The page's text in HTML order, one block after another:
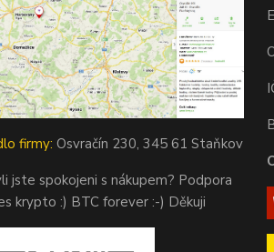
firmy: Osvračín 230, 345 61 Staňkov
jste spokojeni s nákupem? Podpora
krypto :) BTC forever :-) Děkuji